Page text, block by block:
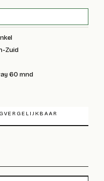
Zuid
60 mnd
VERGELIJKBAAR